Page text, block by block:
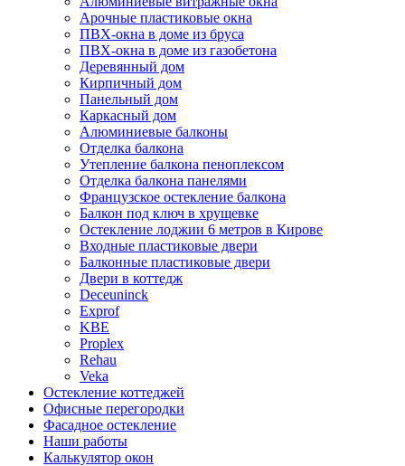
Арочные пластиковые окна
ПВХ-окна в доме из бруса
ПВХ-окна в доме из газобетона
Деревянный дом
Кирпичный дом
Панельный дом
Каркасный дом
Алюминиевые балконы
Отделка балкона
Утепление балкона пеноплексом
Отделка балкона панелями
Французское остекление балкона
Балкон под ключ в хрущевке
Остекление лоджии 6 метров в Кирове
Входные пластиковые двери
Балконные пластиковые двери
Двери в коттедж
Deceuninck
Exprof
KBE
Proplex
Rehau
Veka
Остекление коттеджей
Офисные перегородки
Фасадное остекление
Наши работы
Калькулятор окон